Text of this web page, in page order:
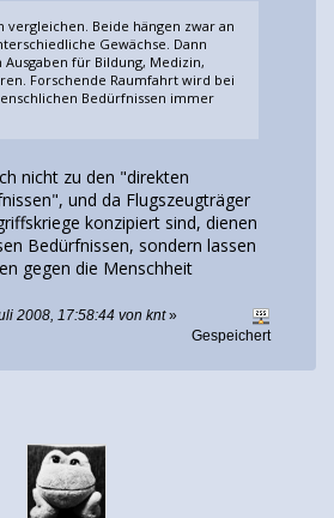
vergleichen. Beide hängen zwar an
Gewächse. Dann
Ausgaben für Bildung, Medizin,
Forschende Raumfahrt wird bei
Bedürfnissen immer
nicht zu den "direkten
und da Flugszeugträger
konzipiert sind, dienen
Bedürfnissen, sondern lassen
gegen die Menschheit
2008, 17:58:44 von knt»
Gespeichert